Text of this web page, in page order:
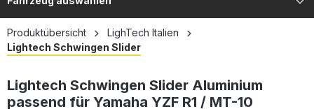
Produktübersicht
LighTech Italien
Lightech Schwingen Slider
Lightech Schwingen Slider Aluminium
passend für Yamaha YZF R1 / MT-10